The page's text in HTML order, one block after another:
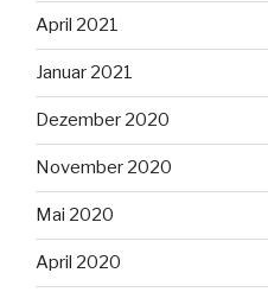
April 2021
Januar 2021
Dezember 2020
November 2020
Mai 2020
April 2020